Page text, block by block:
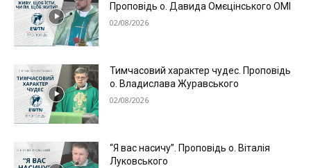
Проповідь о. Давида Омєцінського ОМІ
02/08/2026
Тимчасовий характер чудес. Проповідь
о. Владислава Журавського
02/08/2026
“Я вас насичу”. Проповідь о. Віталія
Луковського